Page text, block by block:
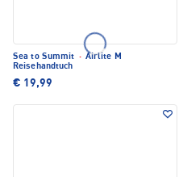
Sea to Summit · Airlite M
Reisehandtuch
€ 19,99